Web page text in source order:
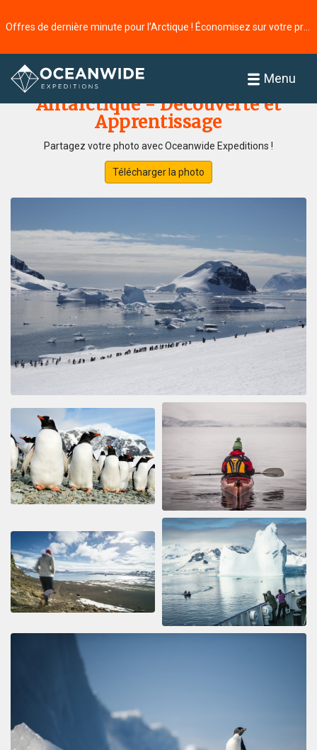
Menu
Accueil
Antarctique - Découverte et
Apprentissage
Partagez votre photo avec Oceanwide Expeditions !
Télécharger la photo